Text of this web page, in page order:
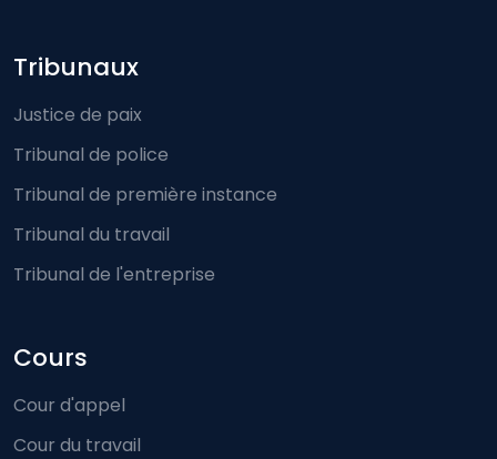
Footer-menu
Tribunaux
Justice de paix
Tribunal de police
Tribunal de première instance
Tribunal du travail
Tribunal de l'entreprise
Cours
Cour d'appel
Cour du travail